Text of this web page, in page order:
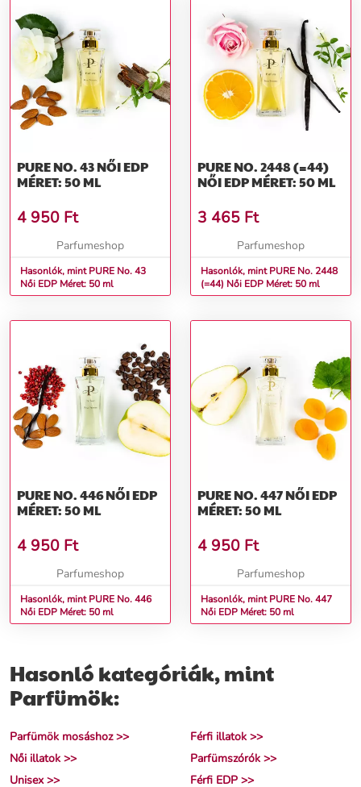
PURE NO. 43 NŐI EDP
MÉRET: 50 ML
4 950 Ft
Parfumeshop
Hasonlók, mint PURE No. 43
Női EDP Méret: 50 ml
PURE NO. 2448 (=44)
NŐI EDP MÉRET: 50 ML
3 465 Ft
Parfumeshop
Hasonlók, mint PURE No. 2448
(=44) Női EDP Méret: 50 ml
PURE NO. 446 NŐI EDP
MÉRET: 50 ML
4 950 Ft
Parfumeshop
Hasonlók, mint PURE No. 446
Női EDP Méret: 50 ml
PURE NO. 447 NŐI EDP
MÉRET: 50 ML
4 950 Ft
Parfumeshop
Hasonlók, mint PURE No. 447
Női EDP Méret: 50 ml
Hasonló kategóriák, mint
Parfümök:
Parfümök mosáshoz >>
Férfi illatok >>
Női illatok >>
Parfümszórók >>
Unisex >>
Férfi EDP >>